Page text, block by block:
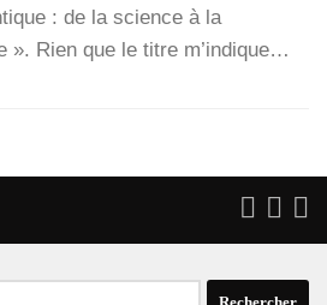
: de la science à la
». Rien que le titre m’in­dique…